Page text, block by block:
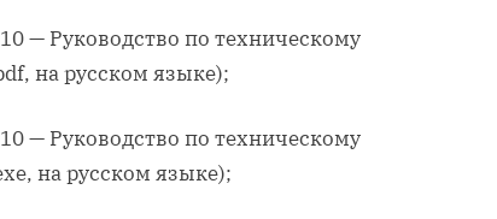
— Руководство по техническому
на русском языке);
— Руководство по техническому
на русском языке);